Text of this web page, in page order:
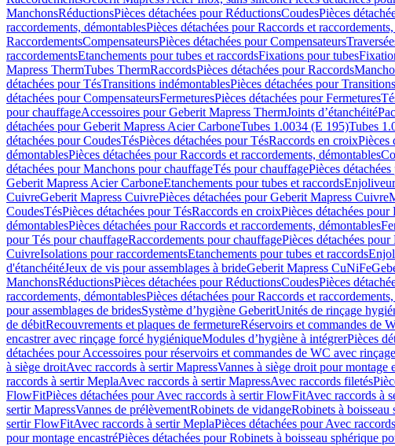
ManchonsRéductionsPièces détachées pour RéductionsCoudesPièces
raccordements, démontablesPièces détachées pour Raccords et
RaccordementsCompensateursPièces détachées pour Compensateurs
raccordementsEtanchements pour tubes et raccordsFixations pour tubes
Mapress ThermTubes ThermRaccordsPièces détachées pour Raccords
détachées pour TésTransitions indémontablesPièces détachées pour
détachées pour CompensateursFermeturesPièces détachées pour Fermetures
pour chauffageAccessoires pour Geberit Mapress ThermJoints d’étanchéité
détachées pour Geberit Mapress Acier CarboneTubes 1.0034 (E 195)Tubes
détachées pour CoudesTésPièces détachées pour TésRaccords en croixPièces
démontablesPièces détachées pour Raccords et raccordements, démontables
détachées pour Manchons pour chauffageTés pour chauffagePièces
Geberit Mapress Acier CarboneEtanchements pour tubes et raccords
CuivreGeberit Mapress CuivrePièces détachées pour Geberit Mapress Cuivre
CoudesTésPièces détachées pour TésRaccords en croixPièces détachées
démontablesPièces détachées pour Raccords et raccordements, démontables
pour Tés pour chauffageRaccordements pour chauffagePièces détachées
CuivreIsolations pour raccordementsEtanchements pour tubes et raccords
d'étanchéitéJeux de vis pour assemblages à brideGeberit Mapress CuNiFe
ManchonsRéductionsPièces détachées pour RéductionsCoudesPièces
raccordements, démontablesPièces détachées pour Raccords et
pour assemblages de bridesSystème d’hygiène GeberitUnités de rinçage
de débitRecouvrements et plaques de fermetureRéservoirs et commandes de
encastrer avec rinçage forcé hygiéniqueModules d’hygiène à intégrerPièces
détachées pour Accessoires pour réservoirs et commandes de WC avec
à siège droitAvec raccords à sertir MapressVannes à siège droit pour montage
raccords à sertir MeplaAvec raccords à sertir MapressAvec raccords filetés
FlowFitPièces détachées pour Avec raccords à sertir FlowFitAvec raccords à
sertir MapressVannes de prélèvementRobinets de vidangeRobinets à boisseau
sertir FlowFitAvec raccords à sertir MeplaPièces détachées pour Avec
pour montage encastréPièces détachées pour Robinets à boisseau sphérique